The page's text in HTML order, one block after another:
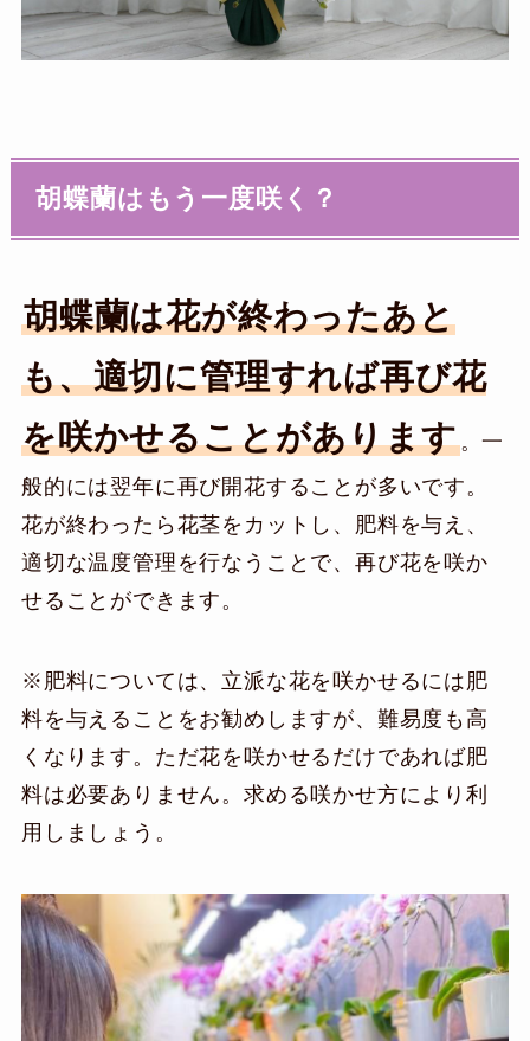
胡蝶蘭はもう一度咲く？
胡蝶蘭は花が終わったあと
も、適切に管理すれば再び花
を咲かせることがあります。一
般的には翌年に再び開花することが多いです。
花が終わったら花茎をカットし、肥料を与え、
適切な温度管理を行なうことで、再び花を咲か
せることができます。
※肥料については、立派な花を咲かせるには肥
料を与えることをお勧めしますが、難易度も高
くなります。ただ花を咲かせるだけであれば肥
料は必要ありません。求める咲かせ方により利
用しましょう。